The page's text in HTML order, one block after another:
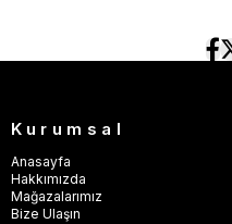
Kurumsal
Anasayfa
Hakkımızda
Mağazalarımız
Bize Ulaşın